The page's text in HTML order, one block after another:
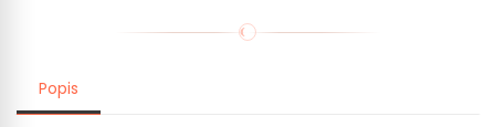
Popis